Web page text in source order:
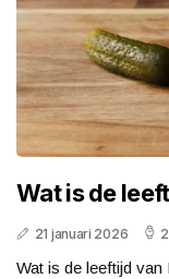
Wat is de
21 januari 2026
Wat is de leeftijd